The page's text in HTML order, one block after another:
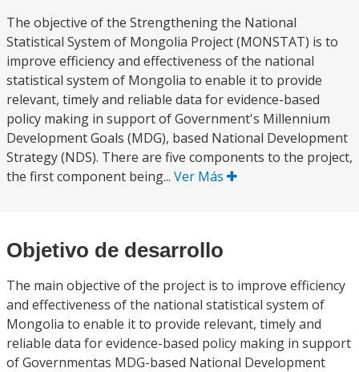
The objective of the Strengthening the National
Statistical System of Mongolia Project (MONSTAT) is to
improve efficiency and effectiveness of the national
statistical system of Mongolia to enable it to provide
relevant, timely and reliable data for evidence-based
policy making in support of Government's Millennium
Development Goals (MDG), based National Development
Strategy (NDS). There are five components to the project,
the first component being... Ver Más
Objetivo de desarrollo
The main objective of the project is to improve efficiency
and effectiveness of the national statistical system of
Mongolia to enable it to provide relevant, timely and
reliable data for evidence-based policy making in support
of Governmentas MDG-based National Development